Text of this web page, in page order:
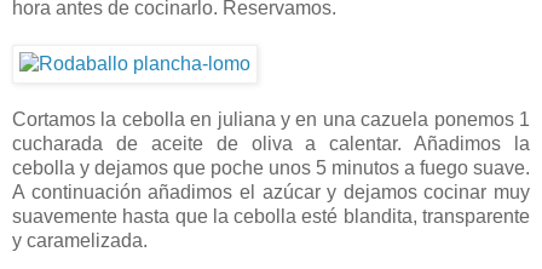
hora antes de cocinarlo. Reservamos.
Cortamos la cebolla en juliana y en una cazuela ponemos 1
cucharada de aceite de oliva a calentar. Añadimos la
cebolla y dejamos que poche unos 5 minutos a fuego suave.
A continuación añadimos el azúcar y dejamos cocinar muy
suavemente hasta que la cebolla esté blandita, transparente
y caramelizada.